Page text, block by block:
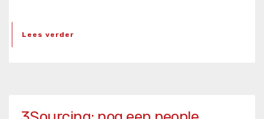
Lees verder